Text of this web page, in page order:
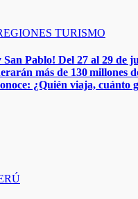
TURISMO
San Pablo! Del 27 al 29 de
más de 130 millones
¿Quién viaja, cuánto